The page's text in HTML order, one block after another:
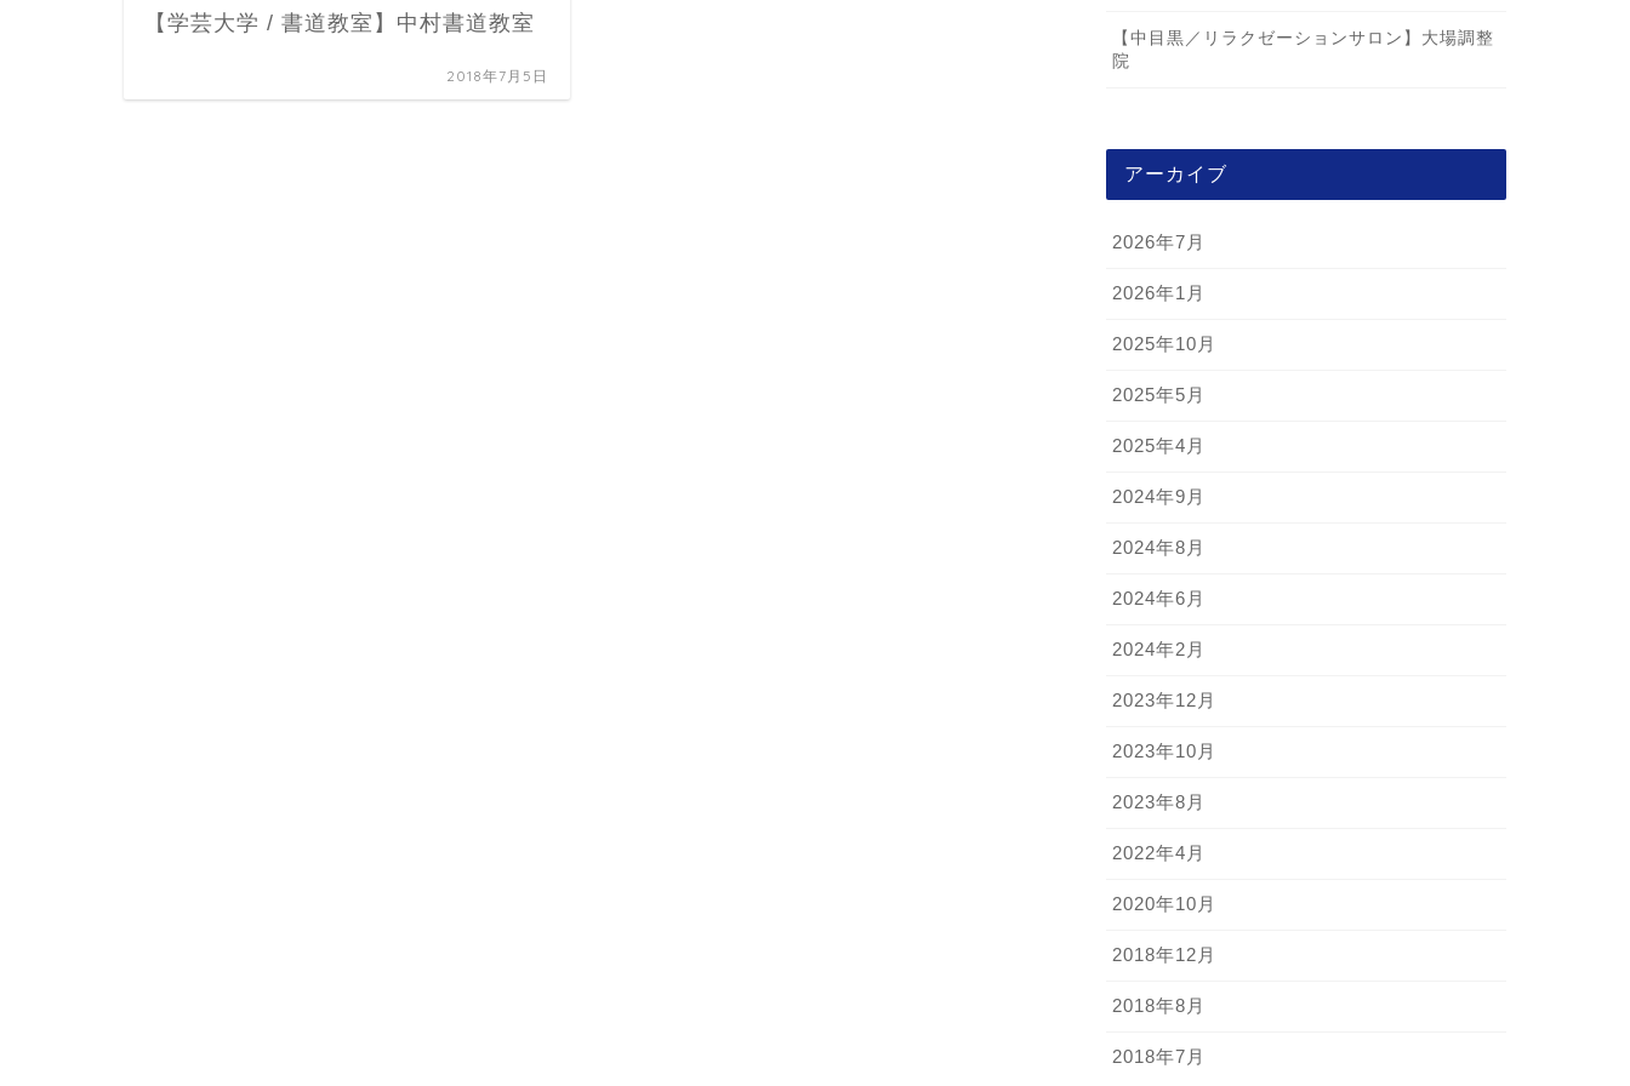
【学芸大学 / 書道教室】中村書道教室
2018年7月5日
【中目黒／リラクゼーションサロン】大場調整
院
アーカイブ
2026年7月
2026年1月
2025年10月
2025年5月
2025年4月
2024年9月
2024年8月
2024年6月
2024年2月
2023年12月
2023年10月
2023年8月
2022年4月
2020年10月
2018年12月
2018年8月
2018年7月